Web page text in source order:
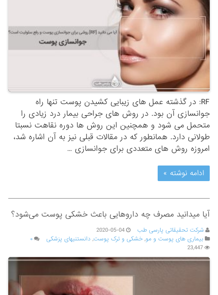
RF: در گذشته عمل های زیبایی کشیدن پوست تنها راه
جوانسازی آن بود. در روش های جراحی بیمار درد زیادی را
متحمل می شود و همچنین این روش ها دوره نقاهت نسبتا
طولانی دارد. همانطور که در مقالات قبلی نیز به آن اشاره شد،
امروزه روش های متعددی برای جوانسازی …
ادامه نوشته »
آیا میدانید مصرف چه داروهایی باعث خشکی پوست می‌شود؟
شرکت تحقیقاتی پارسی طب
2020-05-04
بیماری های پوست و مو,خشکی و ترک پوست,دانستنیهای پزشکی
۰
23,447